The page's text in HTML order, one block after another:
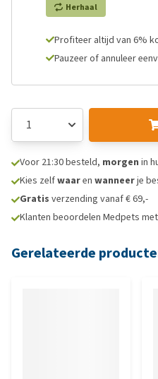
Herhaal
Profiteer altijd van 6%
Pauzeer of annuleer
Voor 21:30 besteld, morgen in
Kies zelfwaaren wanneerje
Gratis verzending vanaf € 69,-
Klanten beoordelen Medpets
Gerelateerde